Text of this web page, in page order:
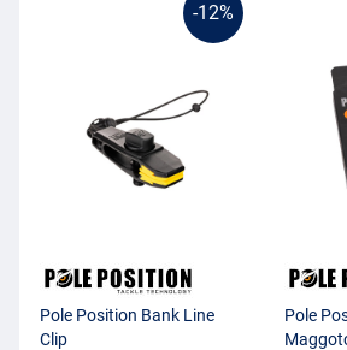
-12%
Pole Position Bank Line
Clip
Pole